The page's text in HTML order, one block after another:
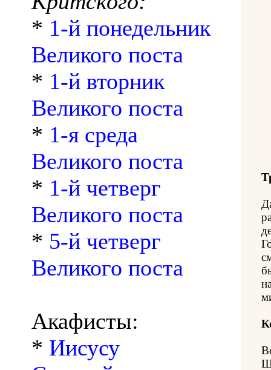
* 1-й понедельник
Великого поста
* 1-й вторник
Великого поста
* 1-я среда
Великого поста
* 1-й четверг
Великого поста
* 5-й четверг
Великого поста
Акафисты:
* Иисусу